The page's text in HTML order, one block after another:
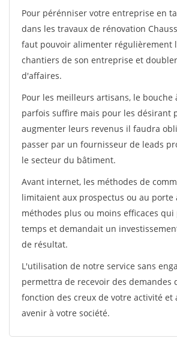
Pour pérénniser votre entreprise en
dans les travaux de rénovation
faut pouvoir alimenter régulièrement
chantiers de son entreprise et
d'affaires.
Pour les meilleurs artisans, le bouche
parfois suffire mais pour les désirant
augmenter leurs revenus il faudra
passer par un fournisseur de leads
le secteur du bâtiment.
Avant internet, les méthodes de
limitaient aux prospectus ou au porte
méthodes plus ou moins efficaces
temps et demandait un
de résultat.
L'utilisation de notre service sans
permettra de recevoir des demandes
fonction des creux de votre activité et
avenir à votre société.